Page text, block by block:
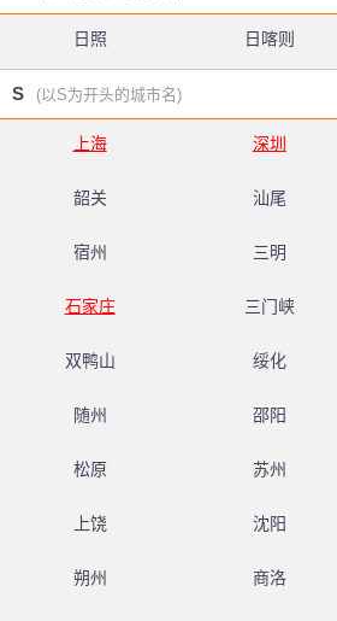
日照 日喀则
S (以S为开头的城市名)
上海 深圳
韶关 汕尾
宿州 三明
石家庄 三门峡
双鸭山 绥化
随州 邵阳
松原 苏州
上饶 沈阳
朔州 商洛